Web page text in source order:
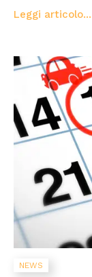
Leggi articolo...
NEWS